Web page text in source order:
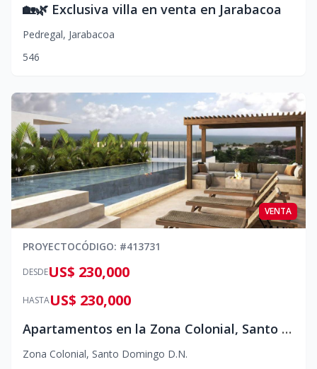
🏡🌿 Exclusiva villa en venta en Jarabacoa
Pedregal, Jarabacoa
546
VENTA
PROYECTOCÓDIGO: #413731
DESDEUS$ 230,000
HASTAUS$ 230,000
Apartamentos en la Zona Colonial, Santo Domingo DN
Zona Colonial, Santo Domingo D.N.